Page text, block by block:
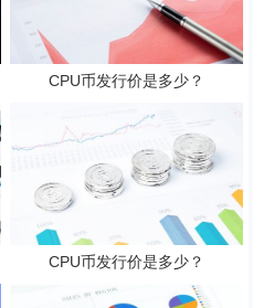
CPU币发行价是多少？
CPU币发行价是多少？